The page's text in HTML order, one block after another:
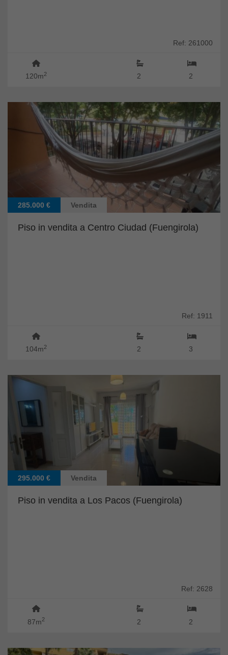
Ref: 261000
120m2 2
2
285.000 € Vendita
Piso in vendita a Centro Ciudad (Fuengirola)
Ref: 1911
104m2 3
2
295.000 € Vendita
Piso in vendita a Los Pacos (Fuengirola)
Ref: 2628
87m2 2
2